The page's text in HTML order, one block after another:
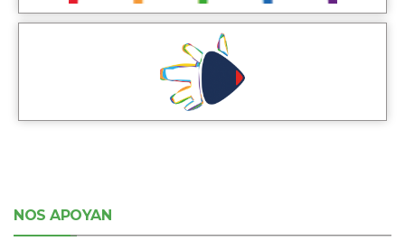
NOS APOYAN